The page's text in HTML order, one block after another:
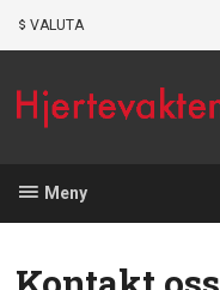
VALUTA
Meny